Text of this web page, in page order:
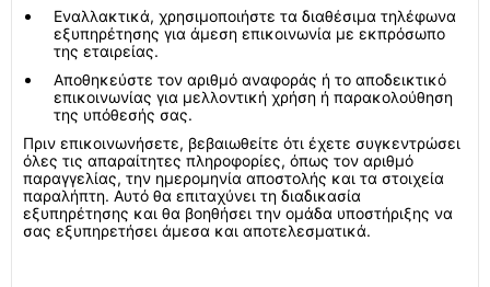
Εναλλακτικά, χρησιμοποιήστε τα διαθέσιμα τηλέφωνα
εξυπηρέτησης για άμεση επικοινωνία με εκπρόσωπο
της εταιρείας.
Αποθηκεύστε τον αριθμό αναφοράς ή το αποδεικτικό
επικοινωνίας για μελλοντική χρήση ή παρακολούθηση
της υπόθεσής σας.
Πριν επικοινωνήσετε, βεβαιωθείτε ότι έχετε συγκεντρώσει
όλες τις απαραίτητες πληροφορίες, όπως τον αριθμό
παραγγελίας, την ημερομηνία αποστολής και τα στοιχεία
παραλήπτη. Αυτό θα επιταχύνει τη διαδικασία
εξυπηρέτησης και θα βοηθήσει την ομάδα υποστήριξης να
σας εξυπηρετήσει άμεσα και αποτελεσματικά.